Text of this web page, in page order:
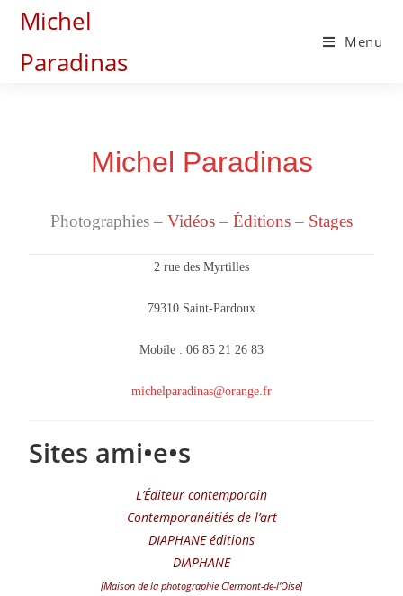
Michel
Paradinas
Menu
Michel Paradinas
Photographies – Vidéos – Éditions – Stages
2 rue des Myrtilles
79310 Saint-Pardoux
Mobile : 06 85 21 26 83
michelparadinas@orange.fr
Sites ami•e•s
L’Éditeur contemporain
Contemporanéitiés de l’art
DIAPHANE éditions
DIAPHANE
[Maison de la photographie Clermont-de-l’Oise]